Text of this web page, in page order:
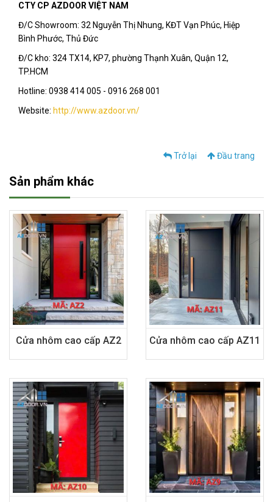
CTY CP AZDOOR VIỆT NAM
Đ/C Showroom: 32 Nguyễn Thị Nhung, KĐT Vạn Phúc, Hiệp
Bình Phước, Thủ Đức
Đ/C kho: 324 TX14, KP7, phường Thạnh Xuân, Quận 12,
TP.HCM
Hotline: 0938 414 005 - 0916 268 001
Website: http://www.azdoor.vn/
Trở lại Đầu trang
Sản phẩm khác
Cửa nhôm cao cấp AZ2 Cửa nhôm cao cấp AZ11